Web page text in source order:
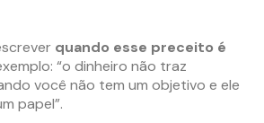
quando esse preceito é
“o dinheiro não traz
você não tem um objetivo e ele
papel”.